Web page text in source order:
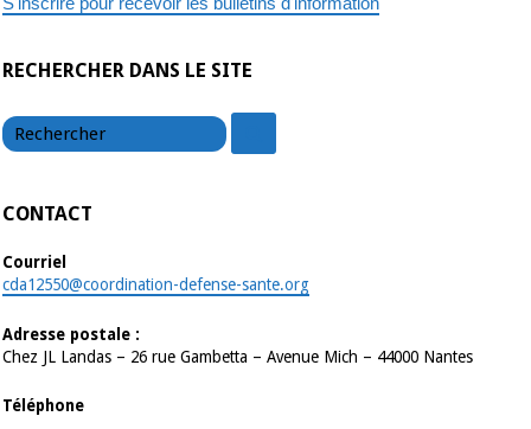
RECHERCHER DANS LE SITE
CONTACT
Courriel
cda12550@coordination-defense-sante.org
Adresse postale :
Chez JL Landas – 26 rue Gambetta – Avenue Mich – 44000 Nantes
Téléphone